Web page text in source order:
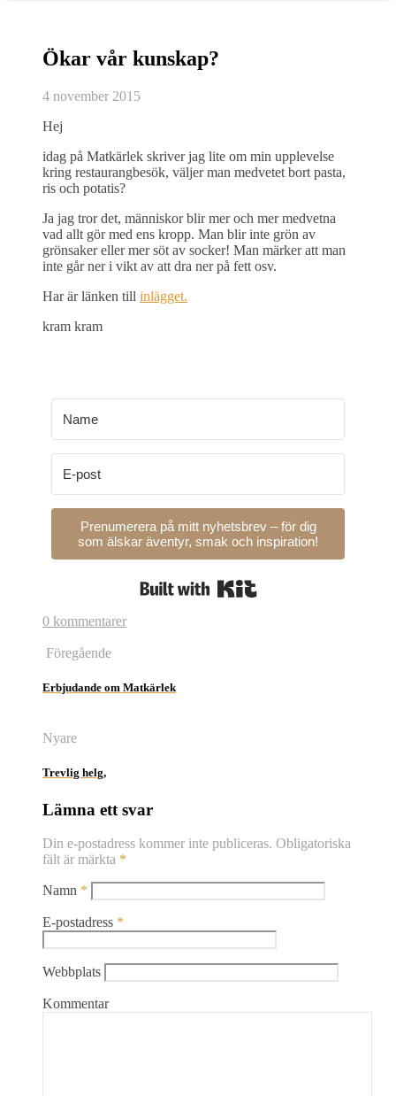
Ökar vår kunskap?
4 november 2015
Hej
idag på Matkärlek skriver jag lite om min upplevelse
kring restaurangbesök, väljer man medvetet bort pasta,
ris och potatis?
Ja jag tror det, människor blir mer och mer medvetna
vad allt gör med ens kropp. Man blir inte grön av
grönsaker eller mer söt av socker! Man märker att man
inte går ner i vikt av att dra ner på fett osv.
Har är länken till inlägget.
kram kram
Prenumerera på mitt nyhetsbrev – för dig
som älskar äventyr, smak och inspiration!
0 kommentarer
Föregående
Erbjudande om Matkärlek
Nyare
Trevlig helg,
Lämna ett svar
Din e-postadress kommer inte publiceras. Obligatoriska
fält är märkta *
Namn *
E-postadress *
Webbplats
Kommentar